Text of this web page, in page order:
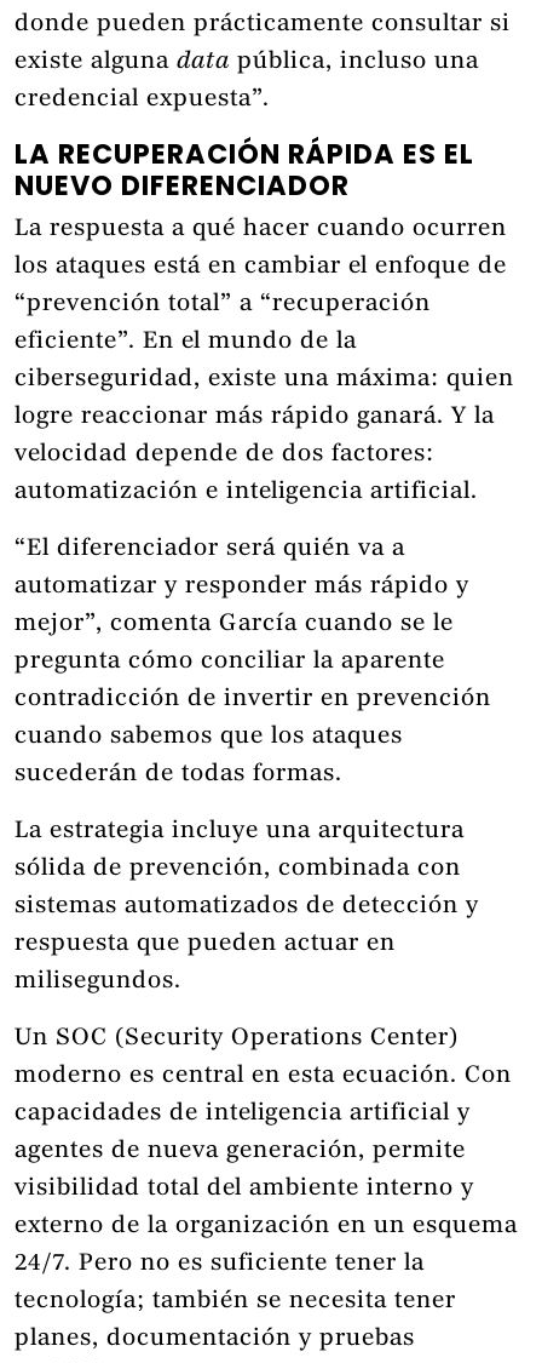
donde pueden prácticamente consultar si
existe alguna data pública, incluso una
credencial expuesta”.
LA RECUPERACIÓN RÁPIDA ES EL
NUEVO DIFERENCIADOR
La respuesta a qué hacer cuando ocurren
los ataques está en cambiar el enfoque de
“prevención total” a “recuperación
eficiente”. En el mundo de la
ciberseguridad, existe una máxima: quien
logre reaccionar más rápido ganará. Y la
velocidad depende de dos factores:
automatización e inteligencia artificial.
“El diferenciador será quién va a
automatizar y responder más rápido y
mejor”, comenta García cuando se le
pregunta cómo conciliar la aparente
contradicción de invertir en prevención
cuando sabemos que los ataques
sucederán de todas formas.
La estrategia incluye una arquitectura
sólida de prevención, combinada con
sistemas automatizados de detección y
respuesta que pueden actuar en
milisegundos.
Un SOC (Security Operations Center)
moderno es central en esta ecuación. Con
capacidades de inteligencia artificial y
agentes de nueva generación, permite
visibilidad total del ambiente interno y
externo de la organización en un esquema
24/7. Pero no es suficiente tener la
tecnología; también se necesita tener
planes, documentación y pruebas